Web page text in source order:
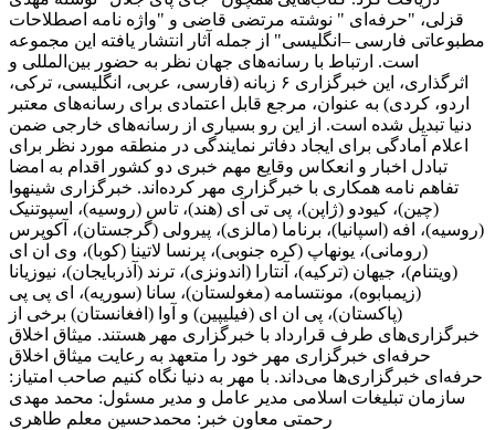
قزلی، "حرفه‌ای " نوشته مرتضی قاضی و "واژه نامه اصطلاحات
مطبوعاتی فارسی –انگلیسی" از جمله آثار انتشار یافته این مجموعه
است. ارتباط با رسانه‌های جهان نظر به حضور بین‌المللی و
اثرگذاری، این خبرگزاری ۶ زبانه (فارسی، عربی، انگلیسی، ترکی،
اردو، کردی) به عنوان، مرجع قابل اعتمادی برای رسانه‌های معتبر
دنیا تبدیل شده است. از این رو بسیاری از رسانه‌های خارجی ضمن
اعلام آمادگی برای ایجاد دفاتر نمایندگی در منطقه مورد نظر برای
تبادل اخبار و انعکاس وقایع مهم خبری دو کشور اقدام به امضا
تفاهم نامه همکاری با خبرگزاری مهر کرده‌اند. خبرگزاری شینهوا
(چین)، کیودو (ژاپن)، پی تی آی (هند)، تاس (روسیه)، اسپوتنیک
(روسیه)، افه (اسپانیا)، برناما (مالزی)، پیرولی (گرجستان)، آکوپرس
(رومانی)، یونهاپ (کره جنوبی)، پرنسا لاتینا (کوبا)، وی ان ای
(ویتنام)، جیهان (ترکیه)، آنتارا (اندونزی)، ترند (آذربایجان)، نیوزیانا
(زیمبابوه)، مونتسامه (مغولستان)، سانا (سوریه)، ای پی پی
(پاکستان)، پی ان ای (فیلیپین) و آوا (افغانستان) برخی از
خبرگزاری‌های طرف قرارداد با خبرگزاری مهر هستند. میثاق اخلاق
حرفه‌ای خبرگزاری مهر خود را متعهد به رعایت میثاق اخلاق
حرفه‌ای خبرگزاری‌ها می‌داند. با مهر به دنیا نگاه کنیم صاحب امتیاز:
سازمان تبلیغات اسلامی مدیر عامل و مدیر مسئول: محمد مهدی
رحمتی معاون خبر: محمدحسین معلم طاهری